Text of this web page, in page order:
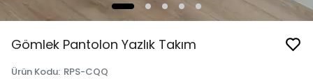
Gömlek Pantolon Yazlık Takım
Ürün Kodu: RPS-CQQ